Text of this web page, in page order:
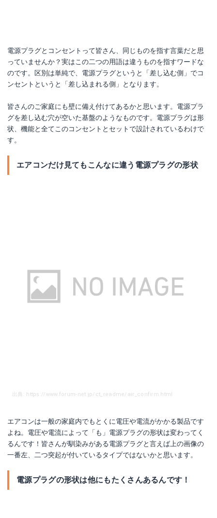
電源プラグとコンセントって皆さん、同じものを指す言葉だと思
っていませんか？実はこの二つの用語は違うものを指すワードな
のです。区別は単純で、電源プラグというと「差し込む側」でコ
ンセントというと「差し込まれる側」となります。
皆さんのご家庭にも壁に備え付けてあるかと思います。電源プラ
グを差し込む穴が空いた基盤のようなものです。電源プラグは形
状、機能と全てこのコンセントとセットで設計されているわけで
す。
エアコンだけ見てもこんなに違う電源プラグの形状
出典: https://www.forum-net.jp/ct_readme/air_confirm.html
エアコンは一般の家庭内でもとくに電圧や電流がかかる製品です
よね。電圧や電流によって「も」電源プラグの形状は変わってく
るんです！皆さんが馴染みがある電源プラグと言えば上の画像の
一番左、二つ突起が付いているタイプではないかと思います。
電源プラグの形状は他にもたくさんあるんです！